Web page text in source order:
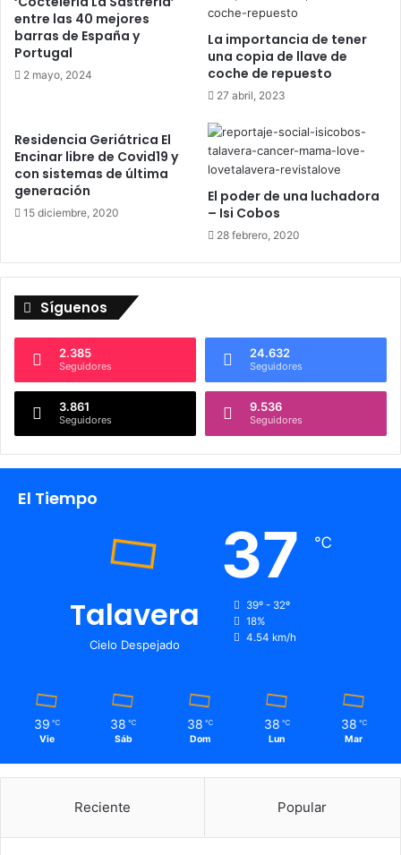
a
d
e
H
a
n
d
é
s
entre las 40 mejores
barras de España y
Portugal
2 mayo, 2024
La importancia de tener
una copia de llave de
coche de repuesto
27 abril, 2023
Residencia Geriátrica El
Encinar libre de Covid19 y
con sistemas de última
generación
15 diciembre, 2020
El poder de una luchadora
– Isi Cobos
28 febrero, 2020
Síguenos
2.385
Seguidores
24.632
Seguidores
3.861
Seguidores
9.536
Seguidores
El Tiempo
Talavera
Cielo Despejado
37 ℃
39º - 32º
18%
4.54 km/h
39 ℃
Vie
38 ℃
Sáb
38 ℃
Dom
38 ℃
Lun
38 ℃
Mar
Reciente Popular